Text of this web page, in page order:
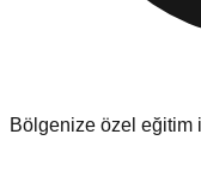
Bölgenize özel eğitim